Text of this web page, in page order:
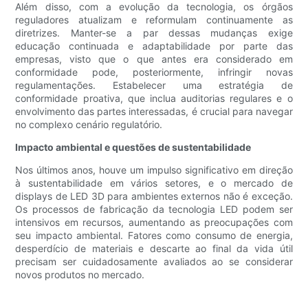
Além disso, com a evolução da tecnologia, os órgãos
reguladores atualizam e reformulam continuamente as
diretrizes. Manter-se a par dessas mudanças exige
educação continuada e adaptabilidade por parte das
empresas, visto que o que antes era considerado em
conformidade pode, posteriormente, infringir novas
regulamentações. Estabelecer uma estratégia de
conformidade proativa, que inclua auditorias regulares e o
envolvimento das partes interessadas, é crucial para navegar
no complexo cenário regulatório.
Impacto ambiental e questões de sustentabilidade
Nos últimos anos, houve um impulso significativo em direção
à sustentabilidade em vários setores, e o mercado de
displays de LED 3D para ambientes externos não é exceção.
Os processos de fabricação da tecnologia LED podem ser
intensivos em recursos, aumentando as preocupações com
seu impacto ambiental. Fatores como consumo de energia,
desperdício de materiais e descarte ao final da vida útil
precisam ser cuidadosamente avaliados ao se considerar
novos produtos no mercado.